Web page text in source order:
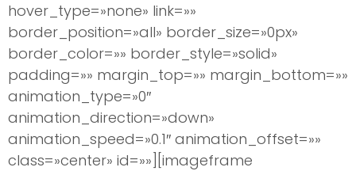
hover_type=»none» link=»»
border_position=»all» border_size=»0px»
border_color=»» border_style=»solid»
padding=»» margin_top=»» margin_bottom=»»
animation_type=»0″
animation_direction=»down»
animation_speed=»0.1″ animation_offset=»»
class=»center» id=»»][imageframe